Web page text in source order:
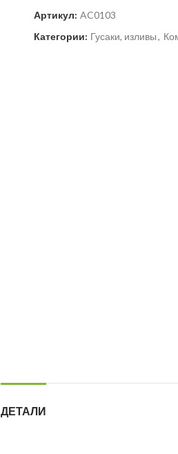
Артикул: AC0103
Категории: Гусаки, изливы,
ДЕТАЛИ